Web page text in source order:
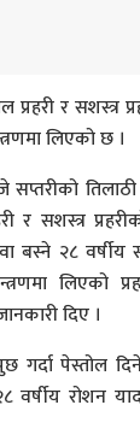
प्रहरी र सशस्त्र
लिएको छ ।
र सशस्त्र
बस्ने २८
लिएको
दिए ।
गर्दा पेस्तोल
वर्षीय रोशन